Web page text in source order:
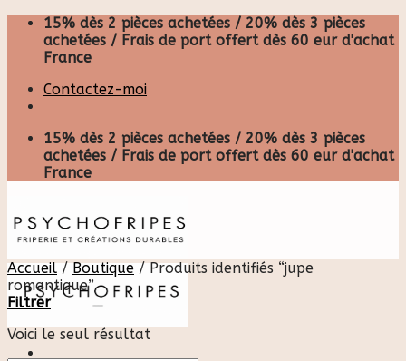
Skip
content
15% dès 2 pièces achetées / 20% dès 3 pièces
achetées / Frais de port offert dès 60 eur d'achat
France
Contactez-moi
15% dès 2 pièces achetées / 20% dès 3 pièces
achetées / Frais de port offert dès 60 eur d'achat
France
Accueil / Boutique /Produits identifiés “jupe
romantique”
Filtrer
Voici le seul résultat